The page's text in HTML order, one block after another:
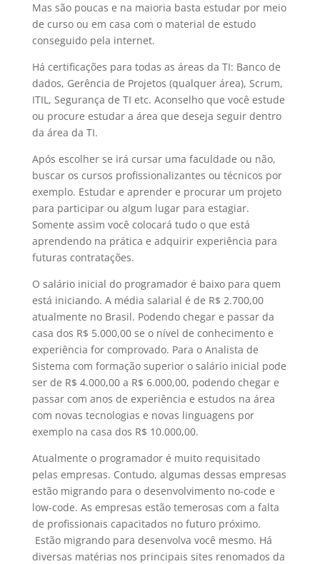
Mas são poucas e na maioria basta estudar por meio
de curso ou em casa com o material de estudo
conseguido pela internet.
Há certificações para todas as áreas da TI: Banco de
dados, Gerência de Projetos (qualquer área), Scrum,
ITIL, Segurança de TI etc. Aconselho que você estude
ou procure estudar a área que deseja seguir dentro
da área da TI.
Após escolher se irá cursar uma faculdade ou não,
buscar os cursos profissionalizantes ou técnicos por
exemplo. Estudar e aprender e procurar um projeto
para participar ou algum lugar para estagiar.
Somente assim você colocará tudo o que está
aprendendo na prática e adquirir experiência para
futuras contratações.
O salário inicial do programador é baixo para quem
está iniciando. A média salarial é de R$ 2.700,00
atualmente no Brasil. Podendo chegar e passar da
casa dos R$ 5.000,00 se o nível de conhecimento e
experiência for comprovado. Para o Analista de
Sistema com formação superior o salário inicial pode
ser de R$ 4.000,00 a R$ 6.000,00, podendo chegar e
passar com anos de experiência e estudos na área
com novas tecnologias e novas linguagens por
exemplo na casa dos R$ 10.000,00.
Atualmente o programador é muito requisitado
pelas empresas. Contudo, algumas dessas empresas
estão migrando para o desenvolvimento no-code e
low-code. As empresas estão temerosas com a falta
de profissionais capacitados no futuro próximo.
Estão migrando para desenvolva você mesmo. Há
diversas matérias nos principais sites renomados da